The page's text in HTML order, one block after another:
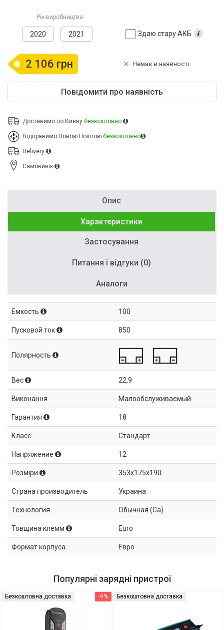
Рік виробництва
2020 2021 Здаю стару АКБ
2 106 грн Немає в наявності
Повідомити про наявність
Доставимо по Києву безкоштовно
Відправимо Новою Поштою безкоштовно
Delivery
Cамовивіз
Опис
Характеристики
Застосування
Питання і відгуки (0)
Аналоги
Емкость 100
Пусковой ток 850
Полярность
Вес 22,9
Виконання Малообслуживаемый
Гарантия 18
Класс Стандарт
Напряжение 12
Розміри 353x175x190
Страна производитель Украина
Технология Обычная (Ca)
Товщина клемм Euro
Формат корпуса Евро
Популярні зарядні пристрої
-9%
Безкоштовна доставка Безкоштовна доставка